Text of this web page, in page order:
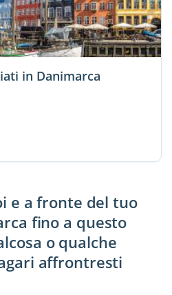
in Danimarca
e a fronte del tuo
fino a questo
o qualche
affrontresti